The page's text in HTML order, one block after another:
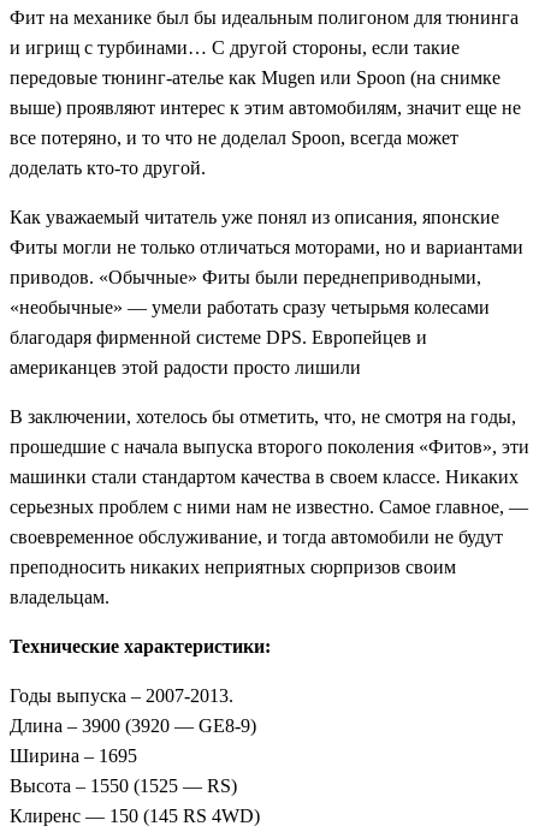
Фит на механике был бы идеальным полигоном для тюнинга
и игрищ с турбинами… С другой стороны, если такие
передовые тюнинг-ателье как Mugen или Spoon (на снимке
выше) проявляют интерес к этим автомобилям, значит еще не
все потеряно, и то что не доделал Spoon, всегда может
доделать кто-то другой.
Как уважаемый читатель уже понял из описания, японские
Фиты могли не только отличаться моторами, но и вариантами
приводов. «Обычные» Фиты были переднеприводными,
«необычные» — умели работать сразу четырьмя колесами
благодаря фирменной системе DPS. Европейцев и
американцев этой радости просто лишили
В заключении, хотелось бы отметить, что, не смотря на годы,
прошедшие с начала выпуска второго поколения «Фитов», эти
машинки стали стандартом качества в своем классе. Никаких
серьезных проблем с ними нам не известно. Самое главное, —
своевременное обслуживание, и тогда автомобили не будут
преподносить никаких неприятных сюрпризов своим
владельцам.
Технические характеристики:
Годы выпуска – 2007-2013.
Длина – 3900 (3920 — GE8-9)
Ширина – 1695
Высота – 1 550 (1525 — RS)
Клиренс — 150 (145 RS 4WD)